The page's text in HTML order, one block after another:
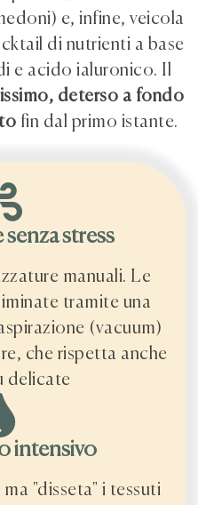
e, infine, veicola
di nutrienti a base
e acido ialuronico. Il
deterso a fondo
fin dal primo istante.
stress
manuali. Le
tramite una
(vacuum)
che rispetta anche
delicate
intensivo
"disseta" i tessuti